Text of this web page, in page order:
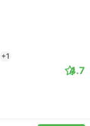
+1
4.7